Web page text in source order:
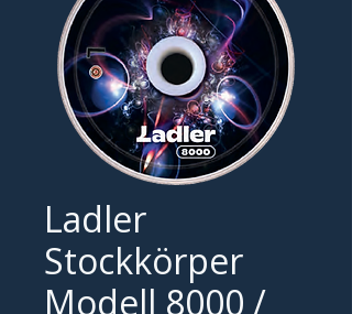
Ladler
Stockkörper
Modell 8000 /